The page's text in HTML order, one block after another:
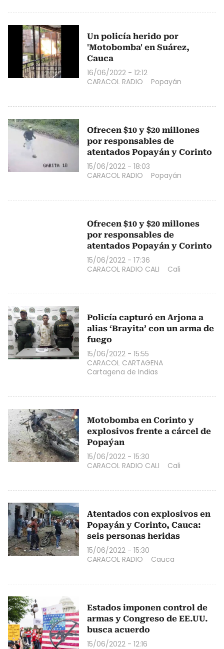
Un policía herido por
'Motobomba' en Suárez,
Cauca
16/06/2022 - 12:12
CARACOL RADIO
Popayán
Ofrecen $10 y $20 millones
por responsables de
atentados Popayán y Corinto
15/06/2022 - 18:03
CARACOL RADIO
Popayán
Ofrecen $10 y $20 millones
por responsables de
atentados Popayán y Corinto
15/06/2022 - 17:36
CARACOL RADIO CALI
Cali
Policía capturó en Arjona a
alias ‘Brayita’ con un arma de
fuego
15/06/2022 - 15:55
CARACOL CARTAGENA
Cartagena de Indias
Motobomba en Corinto y
explosivos frente a cárcel de
Popaýan
15/06/2022 - 15:30
CARACOL RADIO CALI
Cali
Atentados con explosivos en
Popayán y Corinto, Cauca:
seis personas heridas
15/06/2022 - 15:30
CARACOL RADIO
Cauca
Estados imponen control de
armas y Congreso de EE.UU.
busca acuerdo
15/06/2022 - 12:16